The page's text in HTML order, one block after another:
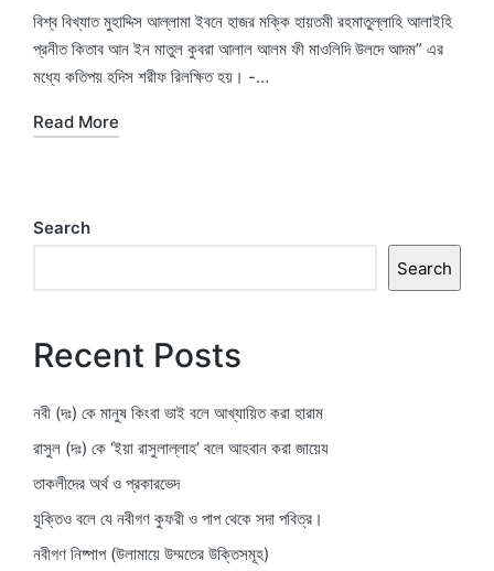
by
in
বিশ্ব বিখ্যাত মুহাদ্দিস আল্লামা ইবনে হাজর মক্কি হায়তমী রহমাতুল্লাহি আলাইহি
প্রনীত কিতাব ‍‍‍‍‌‌‌‌‌‌‍‍আন ইন মাতুল কুবরা আলাল আলম ফী মাওলিদি উলদে আদম” এর
মধ্যে কতিপয় হদিস শরীফ রিলক্ষিত হয়। -…
Read More
Search
Search
Recent Posts
নবী (দঃ) কে মানুষ কিংবা ভাই বলে আখ্যায়িত করা হারাম
রাসুল (দঃ) কে ‘ইয়া রাসুলাল্লাহ’ বলে আহবান করা জায়েয
তাকলীদের অর্থ ও প্রকারভেদ
যুক্তিও বলে যে নবীগণ কুফরী ও পাপ থেকে সদা পবিত্র।
নবীগণ নিষ্পাপ (উলামায়ে উম্মতের উক্তিসমূহ)